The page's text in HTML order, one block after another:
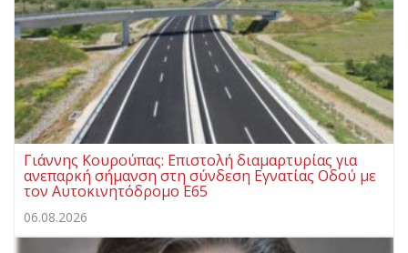
Γιάννης Κουρούπας: Επιστολή διαμαρτυρίας για
ανεπαρκή σήμανση στη σύνδεση Εγνατίας Οδού με
τον Αυτοκινητόδρομο Ε65
06.08.2026